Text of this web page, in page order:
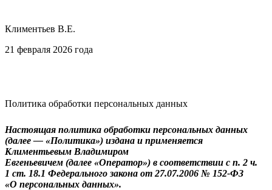
Климентьев В.Е.
21 февраля 2026 года
Политика обработки персональных данных
Настоящая политика обработки персональных данных
(далее — «Политика») издана и применяется
Климентьевым Владимиром
Евгеньевичем (далее «Оператор») в соответствии с п. 2 ч.
1 ст. 18.1 Федерального закона от 27.07.2006 № 152-ФЗ
«О персональных данных».